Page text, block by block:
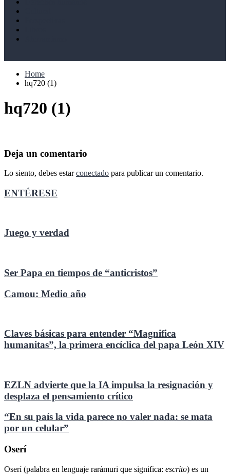
Home
hq720 (1)
hq720 (1)
Deja un comentario
Lo siento, debes estarconectado para publicar un comentario.
ENTÉRESE
Juego y verdad
Ser Papa en tiempos de “anticristos”
Camou: Medio año
Claves básicas para entender “Magnifica
humanitas”, la primera encíclica del papa León XIV
EZLN advierte que la IA impulsa la resignación y
desplaza el pensamiento crítico
“En su país la vida parece no valer nada: se mata
por un celular”
Oserí
Oserí (palabra en lenguaje rarámuri que significa: escrito) es un